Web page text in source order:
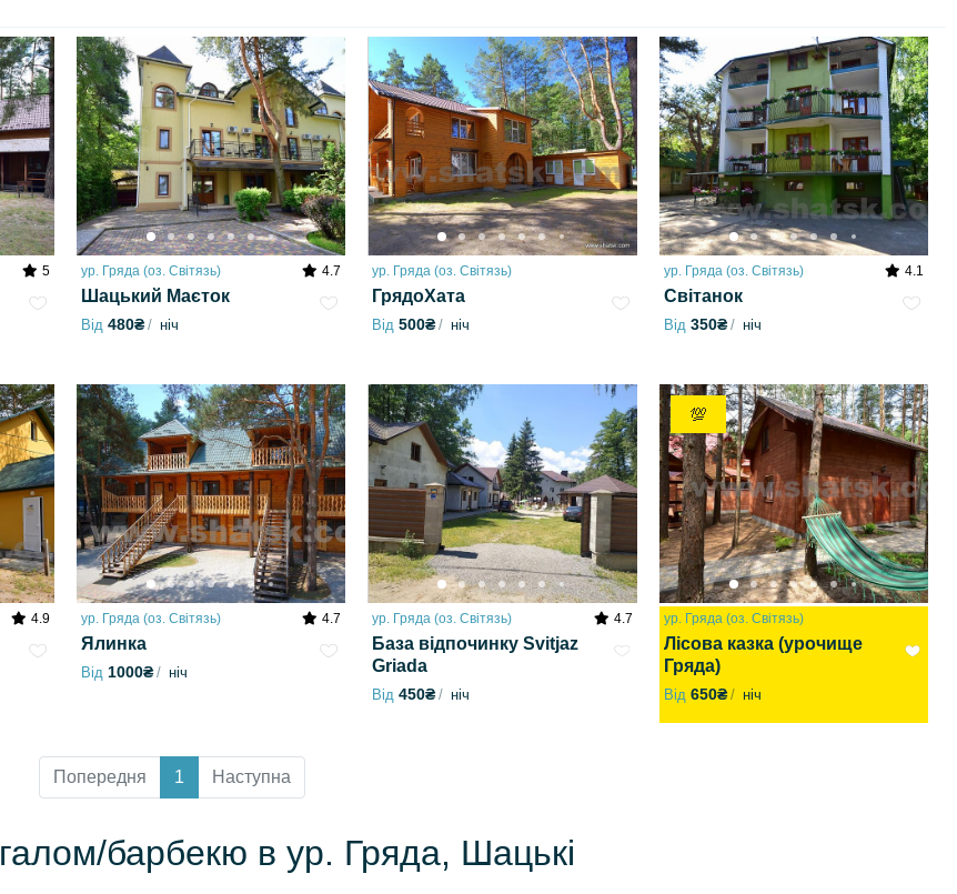
5 ур. Гряда (оз. Світязь) 4.7
Шацький Маєток
Від 480₴ ніч
ур. Гряда (оз. Світязь)
ГрядоХата
Від 500₴ ніч
ур. Гряда (оз. Світязь) 4.1
Світанок
Від 350₴ ніч
4.9 ур. Гряда (оз. Світязь) 4.7
Ялинка
Від 1000₴ ніч
ур. Гряда (оз. Світязь) 4.7
База відпочинку Svitjaz
Griada
Від 450₴ ніч
💯
ур. Гряда (оз. Світязь)
Лісова казка (урочище
Гряда)
Від 650₴ ніч
Попередня 1 Наступна
барбекю в ур. Гряда, Шацькі